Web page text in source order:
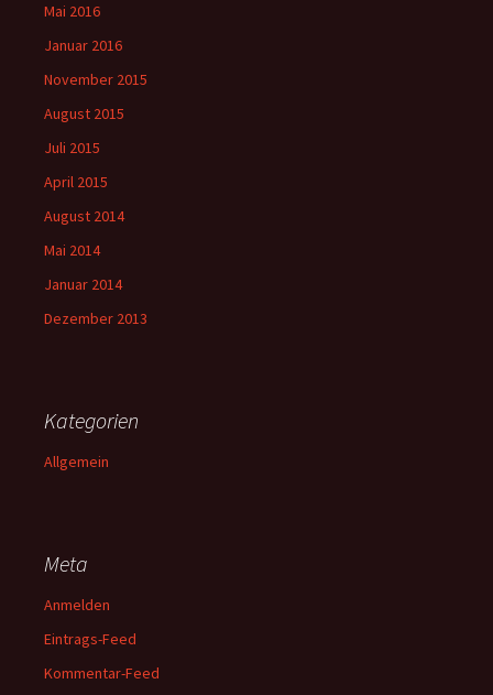
Mai 2016
Januar 2016
November 2015
August 2015
Juli 2015
April 2015
August 2014
Mai 2014
Januar 2014
Dezember 2013
Kategorien
Allgemein
Meta
Anmelden
Eintrags-Feed
Kommentar-Feed